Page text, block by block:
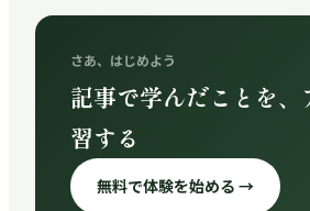
さあ、はじめよう
記事で学んだことを、
習する
無料で体験を始める →